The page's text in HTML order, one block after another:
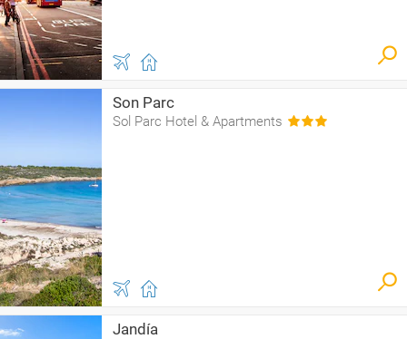
Son Parc
Sol Parc Hotel & Apartments
Jandía